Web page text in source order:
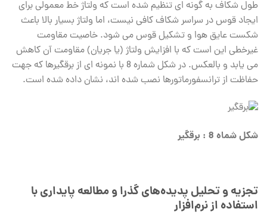
طول شکاف به گونه ‌ای تنظیم شده است که ولتاژ خط معمولی برای
ایجاد قوس در سراسر شکاف کافی نیست، اما ولتاژ بسیار بالا باعث
شکست عایق هوا و تشکیل قوس می ‌شود. خاصیت مقاومت
غیرخطی این است که با افزایش ولتاژ (یا جریان) مقاومت آن کاهش
می ‌یابد و بالعکس. در شکل شماره 8 با نمونه ای از برقگیرها که جهت
حفاظت از ترانسفورماتورها نصب شده اند، نشان داده شده است.
شکل شماه 8 : برقگیر
تجزیه و تحلیل پدیده‌های گذرا و مطالعه پایداری با
استفاده از نرم‌افزار